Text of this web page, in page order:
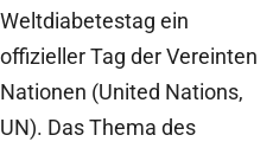
Weltdiabetestag ein
offizieller Tag der Vereinten
Nationen (United Nations,
UN). Das Thema des